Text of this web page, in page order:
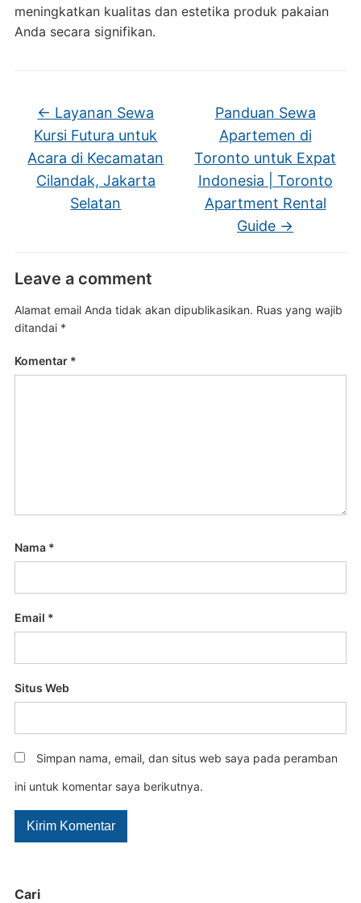
Cari
meningkatkan kualitas dan estetika produk pakaian
Anda secara signifikan.
← Layanan Sewa
Kursi Futura untuk
Acara di Kecamatan
Cilandak, Jakarta
Selatan
Panduan Sewa
Apartemen di
Toronto untuk Expat
Indonesia | Toronto
Apartment Rental
Guide →
Leave a comment
Alamat email Anda tidak akan dipublikasikan. Ruas yang wajib
ditandai *
Komentar *
Nama *
Email *
Situs Web
Simpan nama, email, dan situs web saya pada peramban
ini untuk komentar saya berikutnya.